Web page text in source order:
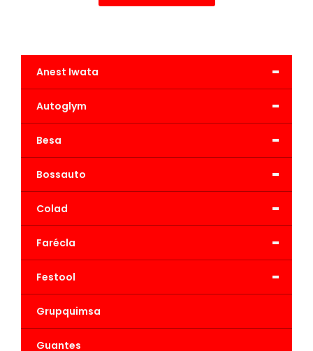
-
Anest Iwata
-
Autoglym
-
Besa
-
Bossauto
-
Colad
-
Farécla
-
Festool
Grupquimsa
Guantes